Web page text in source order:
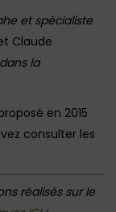
et spécialiste
Claude
la
en 2015
consulter les
réalisés sur le